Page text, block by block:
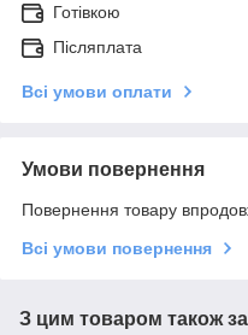
Готівкою
Післяплата
Всі умови оплати
Умови повернення
Повернення товару
Всі умови повернення
З цим товаром також